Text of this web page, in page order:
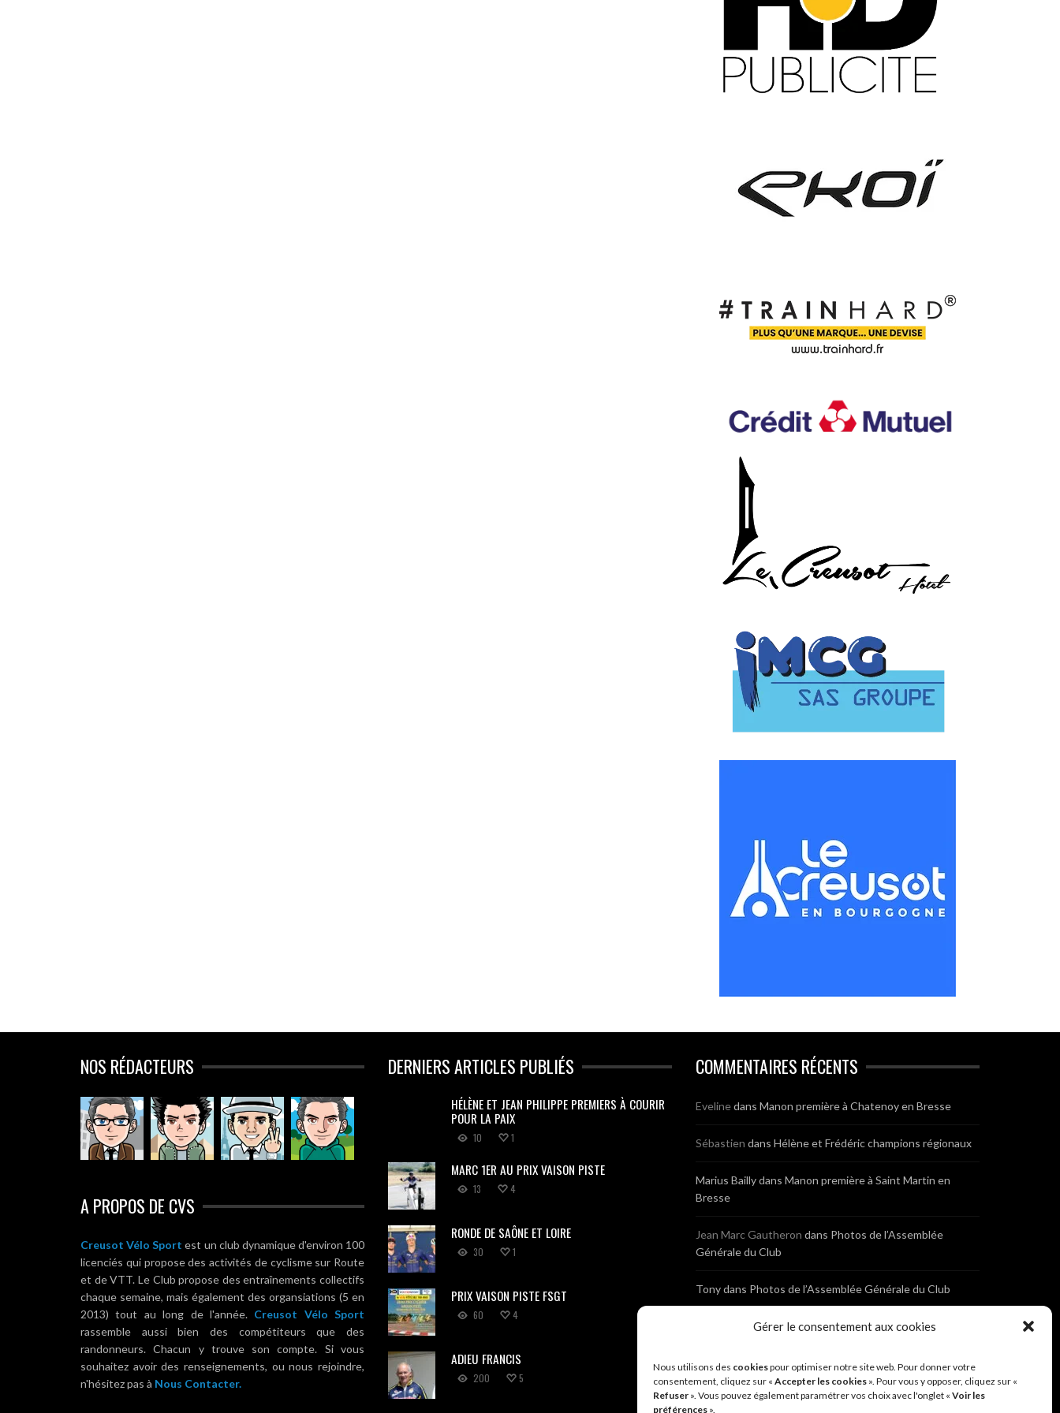
Gérer le consentement aux cookies
Nous utilisons des cookiespour optimiser notre site web. Pour donner votre
consentement, cliquez sur « Accepter les cookies ». Pour vous y opposer, cliquez sur «
Refuser ». Vous pouvez également paramétrer vos choix avec l'onglet « Voir les
préférences ».
NOS RÉDACTEURS
A PROPOS DE CVS
Creusot Vélo Sport est un club dynamique d'environ 100
licenciés qui propose des activités de cyclisme sur Route
et de VTT. Le Club propose des entraînements collectifs
chaque semaine, mais également des organsiations (5 en
2013) tout au long de l'année. Creusot Vélo Sport
rassemble aussi bien des compétiteurs que des
randonneurs. Chacun y trouve son compte. Si vous
souhaitez avoir des renseignements, ou nous rejoindre,
n'hésitez pas à Nous Contacter.
DERNIERS ARTICLES PUBLIÉS
HÉLÈNE ET JEAN PHILIPPE PREMIERS À COURIR
POUR LA PAIX
10 1
MARC 1ER AU PRIX VAISON PISTE
13 4
RONDE DE SAÔNE ET LOIRE
30 1
PRIX VAISON PISTE FSGT
60 4
ADIEU FRANCIS
200 5
COMMENTAIRES RÉCENTS
Evelinedans Manon première à Chatenoy en Bresse
Sébastien dans Hélène et Frédéric champions régionaux
Marius Baillydans Manon première à Saint Martin en
Bresse
Jean Marc Gautheron dans Photos de l’Assemblée
Générale du Club
Tonydans Photos de l’Assemblée Générale du Club
dansCyclocross de Brochon (21)
BreniauxdansCyclocross de Brochon (21)
AnonymedansDiététique Nutrition 71 – Cécile Guyon